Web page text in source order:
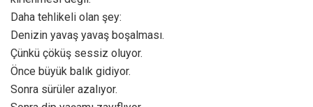
Daha tehlikeli olan şey:
Denizin yavaş yavaş boşalması.
Çünkü çöküş sessiz oluyor.
Önce büyük balık gidiyor.
Sonra sürüler azalıyor.